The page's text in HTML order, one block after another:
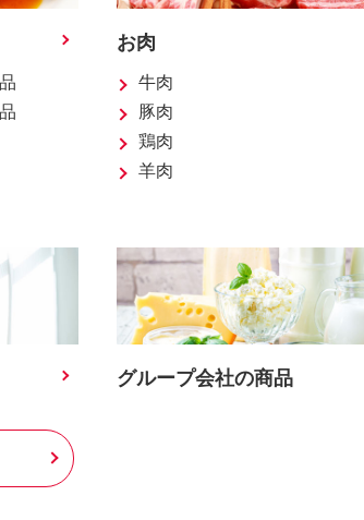
お肉
牛肉
豚肉
鶏肉
羊肉
グループ会社の商品